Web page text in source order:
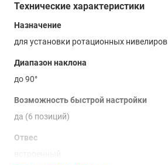
Технические характеристики
Назначение
для установки ротационных нивелиров
Диапазон наклона
до 90°
Возможность быстрой настройки
да (6 позиций)
Отвес